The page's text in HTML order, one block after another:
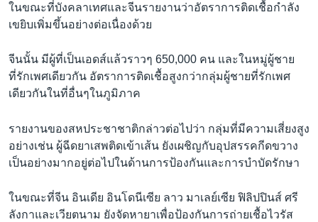
ในขณะที่บังคลาเทศและจีนรายงานว่าอัตราการติดเชื้อกำลัง
เขยิบเพิ่มขึ้นอย่างต่อเนื่องด้วย
จีนนั้น มีผู้ที่เป็นเอดส์แล้วราวๆ 650,000 คน และในหมู่ผู้ชาย
ที่รักเพศเดียวกัน อัตราการติดเชื้อสูงกว่ากลุ่มผู้ชายที่รักเพศ
เดียวกันในที่อื่นๆในภูมิภาค
รายงานของสหประชาชาติกล่าวต่อไปว่า กลุ่มที่มีความเสี่ยงสูง
อย่างเช่น ผู้ฉีดยาเสพติดเข้าเส้น ยังเผชิญกับอุปสรรคกีดขวาง
เป็นอย่างมากอยู่ต่อไปในด้านการป้องกันและการบำบัดรักษา
ในขณะที่จีน อินเดีย อินโดนีเซีย ลาว มาเลย์เซีย ฟิลิปปินส์ ศรี
ลังกาและเวียตนาม ยังจัดหายาเพื่อป้องกันการถ่ายเชื้อไวรัส